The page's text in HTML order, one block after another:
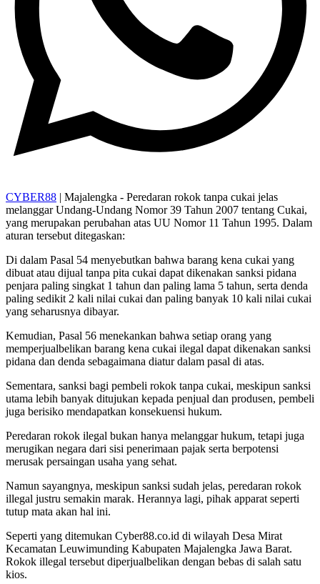
CYBER88 | Majalengka - Peredaran rokok tanpa cukai jelas
melanggar Undang-Undang Nomor 39 Tahun 2007 tentang Cukai,
yang merupakan perubahan atas UU Nomor 11 Tahun 1995. Dalam
aturan tersebut ditegaskan:
Di dalam Pasal 54 menyebutkan bahwa barang kena cukai yang
dibuat atau dijual tanpa pita cukai dapat dikenakan sanksi pidana
penjara paling singkat 1 tahun dan paling lama 5 tahun, serta denda
paling sedikit 2 kali nilai cukai dan paling banyak 10 kali nilai cukai
yang seharusnya dibayar.
Kemudian, Pasal 56 menekankan bahwa setiap orang yang
memperjualbelikan barang kena cukai ilegal dapat dikenakan sanksi
pidana dan denda sebagaimana diatur dalam pasal di atas.
Sementara, sanksi bagi pembeli rokok tanpa cukai, meskipun sanksi
utama lebih banyak ditujukan kepada penjual dan produsen, pembeli
juga berisiko mendapatkan konsekuensi hukum.
Peredaran rokok ilegal bukan hanya melanggar hukum, tetapi juga
merugikan negara dari sisi penerimaan pajak serta berpotensi
merusak persaingan usaha yang sehat.
Namun sayangnya, meskipun sanksi sudah jelas, peredaran rokok
illegal justru semakin marak. Herannya lagi, pihak apparat seperti
tutup mata akan hal ini.
Seperti yang ditemukan Cyber88.co.id di wilayah Desa Mirat
Kecamatan Leuwimunding Kabupaten Majalengka Jawa Barat.
Rokok illegal tersebut diperjualbelikan dengan bebas di salah satu
kios.